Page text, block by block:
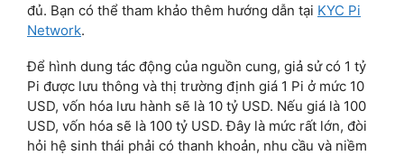
đủ. Bạn có thể tham khảo thêm hướng dẫn tại KYC Pi
Network.
Để hình dung tác động của nguồn cung, giả sử có 1 tỷ
Pi được lưu thông và thị trường định giá 1 Pi ở mức 10
USD, vốn hóa lưu hành sẽ là 10 tỷ USD. Nếu giá là 100
USD, vốn hóa sẽ là 100 tỷ USD. Đây là mức rất lớn, đòi
hỏi hệ sinh thái phải có thanh khoản, nhu cầu và niềm